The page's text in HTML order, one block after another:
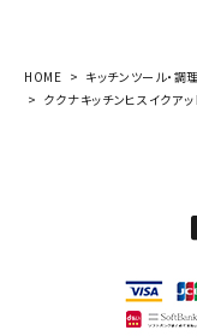
HOME
キッチンツール・調
ククナキッチンヒスイクア